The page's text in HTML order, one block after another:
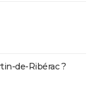
de-Ribérac ?